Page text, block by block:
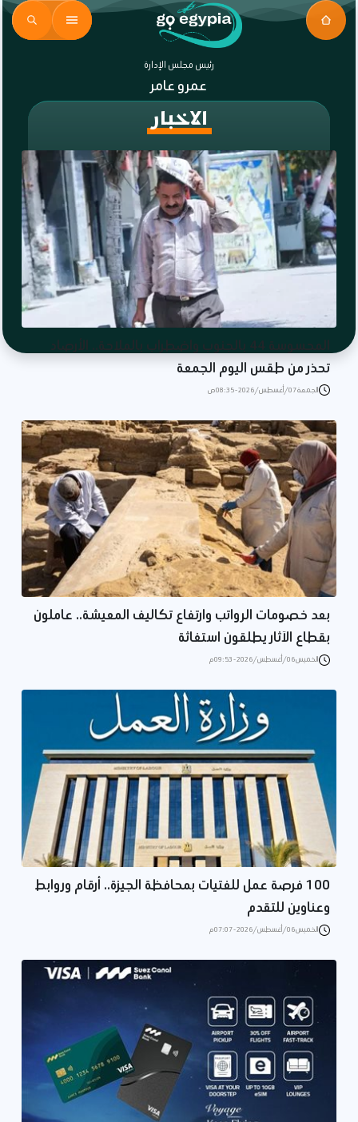
رئيس مجلس الإدارة
عمرو عامر
الاخبار
المحسوسة 44 بالجنوب واضطراب بالملاحة.. الأرصاد
تحذر من طقس اليوم الجمعة
الجمعة 07/أغسطس/2026 - 08:35 ص
بعد خصومات الرواتب وارتفاع تكاليف المعيشة.. عاملون
بقطاع الآثار يطلقون استغاثة
الخميس 06/أغسطس/2026 - 09:53 م
100 فرصة عمل للفتيات بمحافظة الجيزة.. أرقام وروابط
وعناوين للتقدم
الخميس 06/أغسطس/2026 - 07:07 م